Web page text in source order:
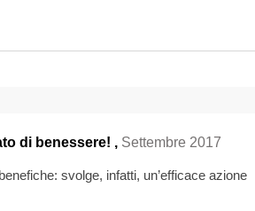
di benessere! , Settembre 2017
svolge, infatti, un’efficace azione